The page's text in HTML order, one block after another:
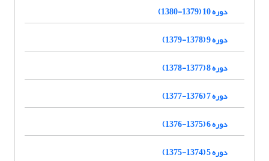
دوره 10 (1379-1380)
دوره 9 (1378-1379)
دوره 8 (1377-1378)
دوره 7 (1376-1377)
دوره 6 (1375-1376)
دوره 5 (1374-1375)